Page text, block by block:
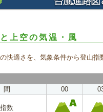
上空の気温・風
快適さを、気象条件から登山
00
数